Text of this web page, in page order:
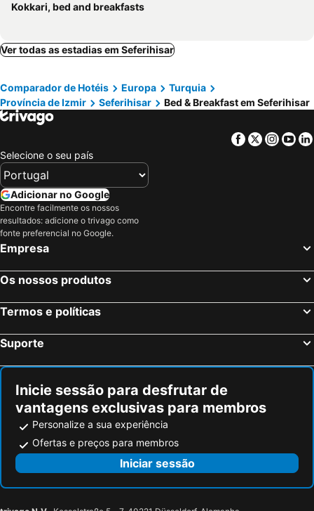
Kokkari, bed and breakfasts
Ver todas as estadias em Seferihisar
Comparador de Hotéis Europa
Turquia
Província de Izmir
Seferihisar Bed & Breakfast em Seferihisar
Facebook
Twitter
Selecione o seu país
Adicionar no Google
Encontre facilmente os nossos
resultados: adicione o trivago como
fonte preferencial no Google.
Empresa
Os nossos produtos
Termos e políticas
Suporte
Inicie sessão para desfrutar de
vantagens exclusivas para membros
Personalize a sua experiência
Ofertas e preços para membros
Iniciar sessão